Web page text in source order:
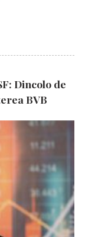
Dincolo de
BVB